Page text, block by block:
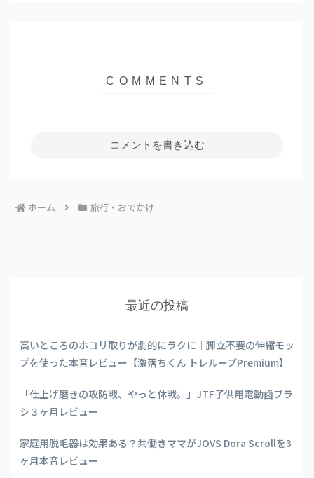
コメントを書き込む
ホーム 旅行・おでかけ
最近の投稿
高いところのホコリ取りが劇的にラクに｜脚立不要の伸縮モッ
プを使った本音レビュー【激落ちくん トレループPremium】
「仕上げ磨きの攻防戦、やっと休戦。」JTF子供用電動歯ブラ
シ３ヶ月レビュー
家庭用脱毛器は効果ある？共働きママがJOVS Dora Scrollを3
ヶ月本音レビュー